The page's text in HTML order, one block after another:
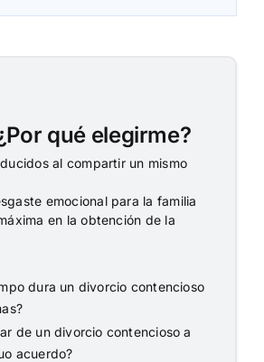
qué elegirme?
al compartir un mismo
emocional para la familia
en la obtención de la
dura un divorcio contencioso
de un divorcio contencioso a
acuerdo?